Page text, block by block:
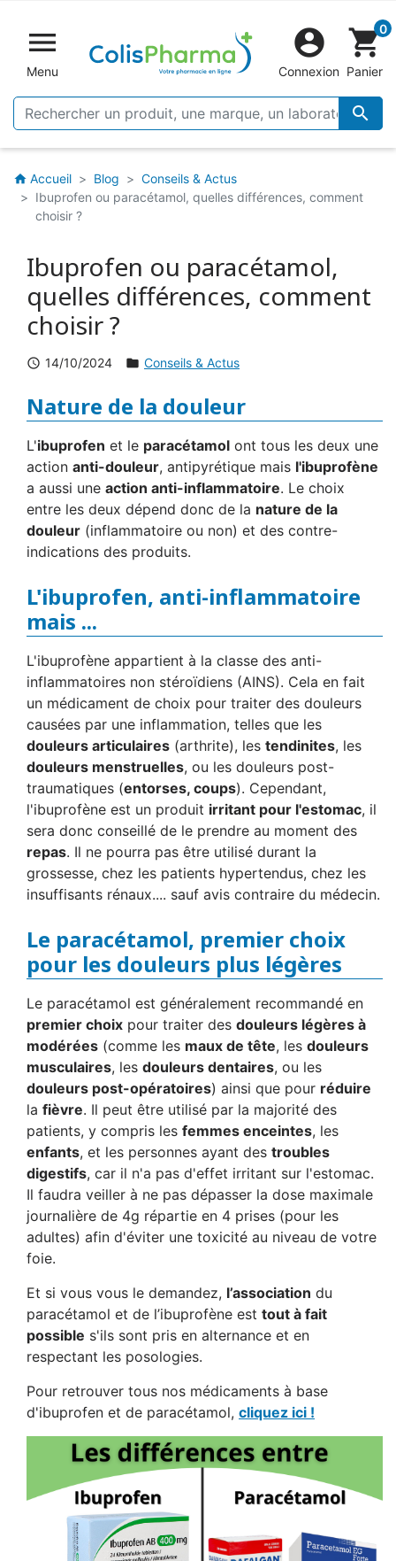

Menu


Connexion
shopping_cart0
Panier
home Accueil Blog
Conseils & Actus
Ibuprofen ou paracétamol, quelles différences, comment
choisir ?
Ibuprofen ou paracétamol,
quelles différences, comment
choisir ?
schedule 14/10/2024 folder Conseils & Actus
Nature de la douleur
L'ibuprofen et le paracétamol ont tous les deux une
action anti-douleur, antipyrétique mais l'ibuprofène
a aussi une action anti-inflammatoire. Le choix
entre les deux dépend donc de la nature de la
douleur (inflammatoire ou non) et des contre-
indications des produits.
L'ibuprofen, anti-inflammatoire
mais ...
L'ibuprofène appartient à la classe des anti-
inflammatoires non stéroïdiens (AINS). Cela en fait
un médicament de choix pour traiter des douleurs
causées par une inflammation, telles que les
douleurs articulaires (arthrite), les tendinites, les
douleurs menstruelles, ou les douleurs post-
traumatiques (entorses, coups). Cependant,
l'ibuprofène est un produit irritant pour l'estomac, il
sera donc conseillé de le prendre au moment des
repas. Il ne pourra pas être utilisé durant la
grossesse, chez les patients hypertendus, chez les
insuffisants rénaux.... sauf avis contraire du médecin.
Le paracétamol, premier choix
pour les douleurs plus légères
Le paracétamol est généralement recommandé en
premier choix pour traiter des douleurs légères à
modérées (comme les maux de tête, les douleurs
musculaires, les douleurs dentaires, ou les
douleurs post-opératoires) ainsi que pour réduire
la fièvre. Il peut être utilisé par la majorité des
patients, y compris les femmes enceintes, les
enfants, et les personnes ayant des troubles
digestifs, car il n'a pas d'effet irritant sur l'estomac.
Il faudra veiller à ne pas dépasser la dose maximale
journalière de 4g répartie en 4 prises (pour les
adultes) afin d'éviter une toxicité au niveau de votre
foie.
Et si vous vous le demandez, l’association du
paracétamol et de l’ibuprofène est tout à fait
possible s'ils sont pris en alternance et en
respectant les posologies.
Pour retrouver tous nos médicaments à base
d'ibuprofen et de paracétamol, cliquez ici !